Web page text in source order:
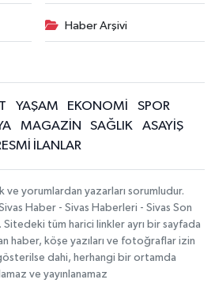
Haber Arşivi
YAŞAM EKONOMİ
SPOR
MAGAZİN SAĞLIK
ASAYİŞ
İLANLAR
ve yorumlardan yazarları sorumludur.
Haber - Sivas Haberleri - Sivas Son
tüm harici linkler ayrı bir sayfada
haber, köşe yazıları ve fotoğraflar izin
gösterilse dahi, herhangi bir ortamda
ve yayınlanamaz